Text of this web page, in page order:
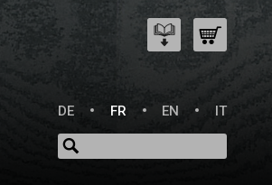
DE FR EN IT